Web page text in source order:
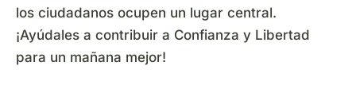
los ciudadanos ocupen un lugar central.
¡Ayúdales a contribuir a Confianza y Libertad
para un mañana mejor!